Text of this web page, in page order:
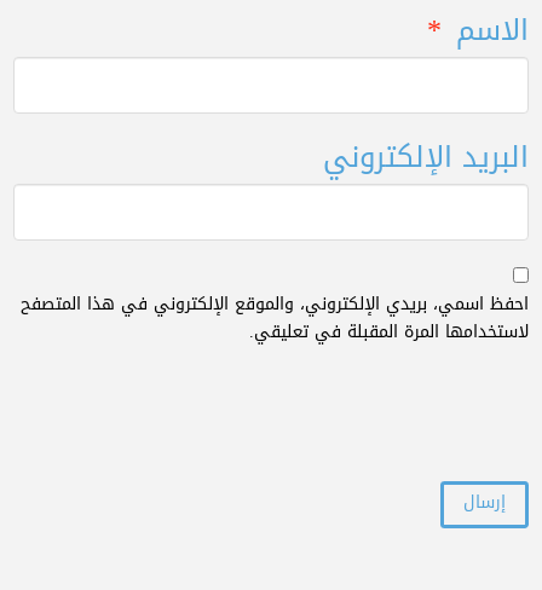
الاسم *
البريد الإلكتروني
احفظ اسمي، بريدي الإلكتروني، والموقع الإلكتروني في هذا المتصفح
لاستخدامها المرة المقبلة في تعليقي.